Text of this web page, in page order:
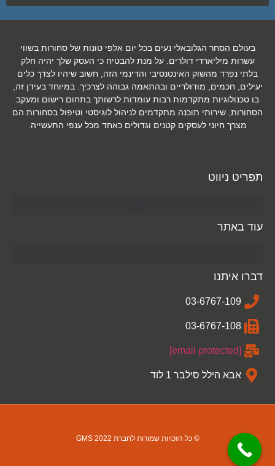
בעולם הסחר הגלובאלי נעים בכל יום אלפי טונות של סחורות בשווי
עשרות מיליארדי דולרים. על מנת להבטיח כי העסק שלך יהיה חלק
בלתי נפרד מהשוק האינטנסיבי והדינמי הזה, חשוב שיהיו לצדך כלים
יעילים, חכמים, מודולריים ובהתאמה גבוהה לצרכיך. במיוחד בעידן זה,
בו טכנולוגיות מתקדמות רבות עומדות לרשותך בתחום רישום ומעקב
הסחורות, שירותי תוכנה מתקדמים לניהול לוגיסטי וטיפול בסחורות הם
מצרך חיוני לעסקים קטנים וגדולים כאחד מכל ענפי התעשייה.
תפריט ניווט
עוד באתר
דברו איתנו
03-6767-109
03-6767-108
אבא הילל סילבר 1 לוד
© כל הזכויות שמורות לחברת GMS 2022